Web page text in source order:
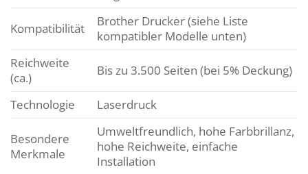
Kompatibilität
Brother Drucker (siehe Liste
kompatibler Modelle unten)
Reichweite
(ca.)
Bis zu 3.500 Seiten (bei 5% Deckung)
Technologie Laserdruck
Besondere
Merkmale
Umweltfreundlich, hohe Farbbrillanz,
hohe Reichweite, einfache
Installation